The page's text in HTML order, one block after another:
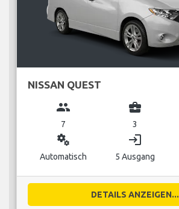
NISSAN QUEST
group
7
business_center
3
miscellaneous_services
Automatisch
login
5 Ausgang
DETAILS ANZEIGEN...